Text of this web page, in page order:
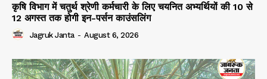
कृषि विभाग में चतुर्थ श्रेणी कर्मचारी के लिए चयनित अभ्यर्थियों की 10 से
12 अगस्त तक होगी इन-पर्सन काउंसलिंग
Jagruk Janta - August 6, 2026